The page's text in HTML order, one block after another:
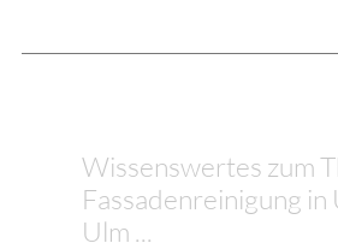
Wissenswertes zum
Fassadenreinigung in
Ulm ...